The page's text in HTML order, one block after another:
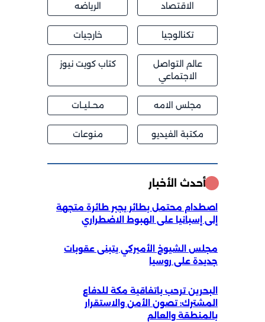
الاقتصاد الرياضه
تكنالوجيا خارجيات
عالم التواصل
الاجتماعي
كتاب كويت نيوز
مجلس الامه محــليــات
مكتبة الفيديو منوعات
أحدث الأخبار
اصطدام محتمل بطائر يجبر طائرة متجهة
إلى إسبانيا على الهبوط الاضطراري
مجلس الشيوخ الأميركي يتبنى عقوبات
جديدة على روسيا
البحرين ترحب باتفاقية مكة للدفاع
المشترك: تصون الأمن والاستقرار
بالمنطقة والعالم